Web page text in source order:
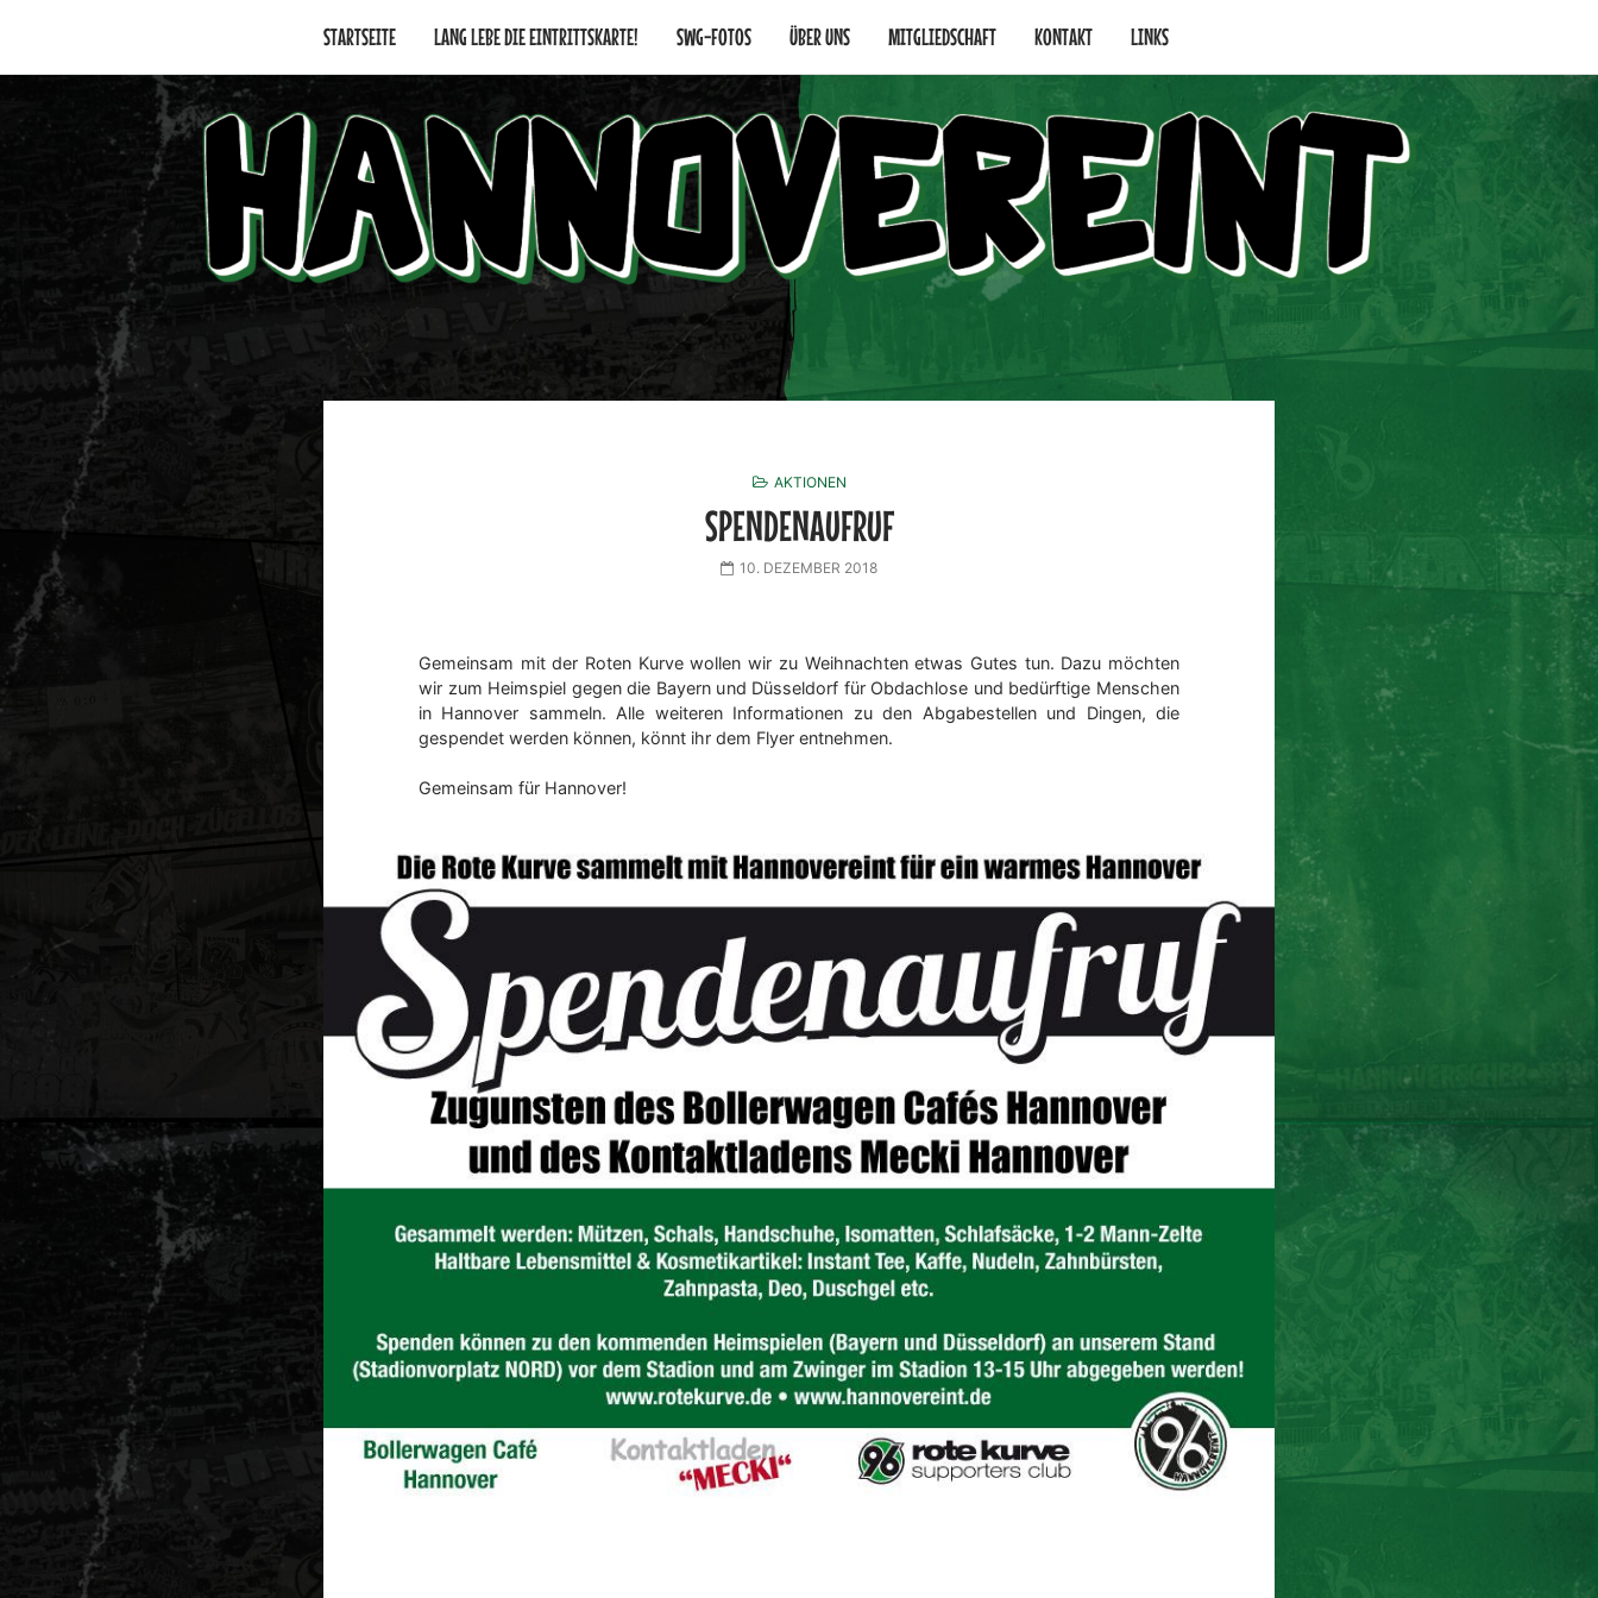
STARTSEITE LANG LEBE DIE EINTRITTSKARTE! SWG-FOTOS ÜBER UNS MITGLIEDSCHAFT KONTAKT LINKS
AKTIONEN
SPENDENAUFRUF
10. DEZEMBER 2018
Gemeinsam mit der Roten Kurve wollen wir zu Weihnachten etwas Gutes tun. Dazu möchten
wir zum Heimspiel gegen die Bayern und Düsseldorf für Obdachlose und bedürftige Menschen
in Hannover sammeln. Alle weiteren Informationen zu den Abgabestellen und Dingen, die
gespendet werden können, könnt ihr dem Flyer entnehmen.
Gemeinsam für Hannover!